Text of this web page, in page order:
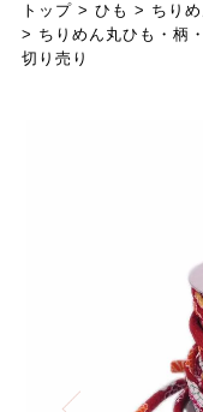
トップ ひも ちり
ちりめん丸ひも・柄
切り売り